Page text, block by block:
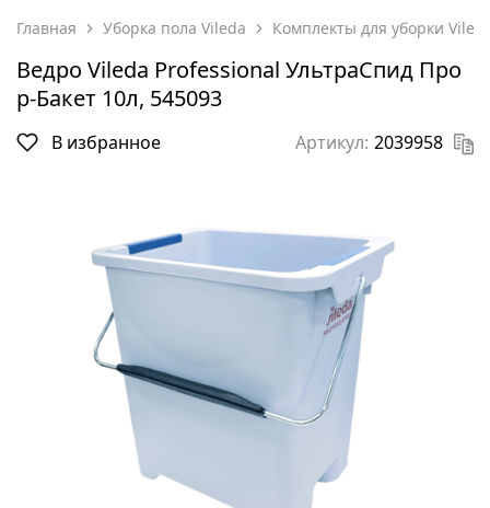
Главная Уборка пола Vileda Комплекты для уборки
Ведро Vileda Professional УльтраСпид Про
р-Бакет 10л, 545093
В избранное Артикул: 2039958